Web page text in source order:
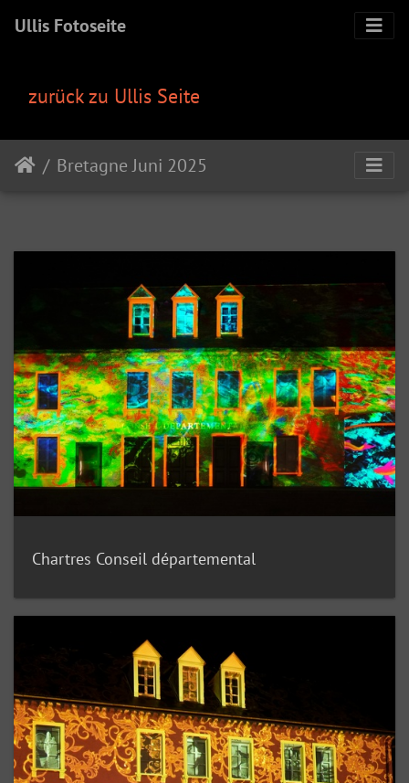
Ullis Fotoseite
zurück zu Ullis Seite
Bretagne Juni 2025
Chartres Conseil départemental